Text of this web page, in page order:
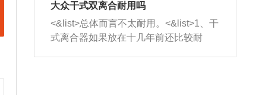
催化器得到清洗，排气管堵塞的情况就
能够得到解决。
造成烧机油。<&list>3、机油粘度。使用
机油粘度过小的话，同样会有烧机油现
象，机油粘度过小具有很好的流动性，
店；<&list>2.车辆半轴套管防尘罩破
裂，破裂后会出现漏油现象，使半轴磨
损严重，磨损的半轴容易损坏，产生异
响；<&list>3.稳定器的转向胶套和球头
大众干式双离合耐用吗
<&list>总体而言不太耐用。<&list>1、干
式离合器如果放在十几年前还比较耐